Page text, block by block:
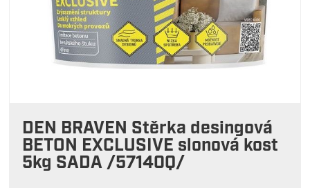
DEN BRAVEN Stěrka desingová
BETON EXCLUSIVE slonová kost
5kg SADA /57140Q/